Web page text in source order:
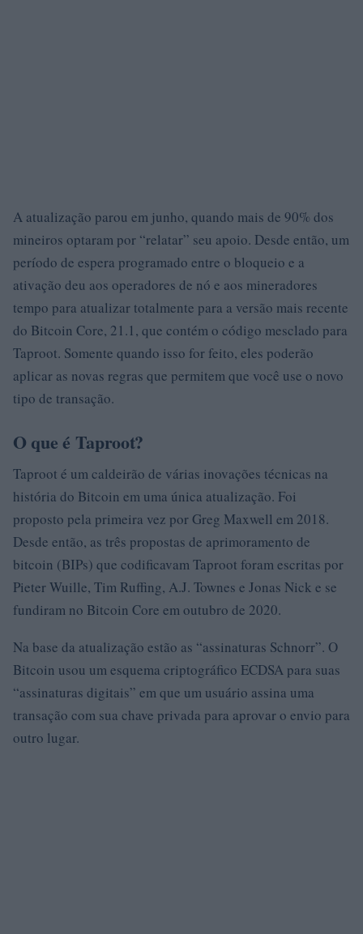
A atualização parou em junho, quando mais de 90% dos
mineiros optaram por “relatar” seu apoio. Desde então, um
período de espera programado entre o bloqueio e a
ativação deu aos operadores de nó e aos mineradores
tempo para atualizar totalmente para a versão mais recente
do Bitcoin Core, 21.1, que contém o código mesclado para
Taproot. Somente quando isso for feito, eles poderão
aplicar as novas regras que permitem que você use o novo
tipo de transação.
O que é Taproot?
Taproot é um caldeirão de várias inovações técnicas na
história do Bitcoin em uma única atualização. Foi
proposto pela primeira vez por Greg Maxwell em 2018.
Desde então, as três propostas de aprimoramento de
bitcoin (BIPs) que codificavam Taproot foram escritas por
Pieter Wuille, Tim Ruffing, A.J. Townes e Jonas Nick e se
fundiram no Bitcoin Core em outubro de 2020.
Na base da atualização estão as “assinaturas Schnorr”. O
Bitcoin usou um esquema criptográfico ECDSA para suas
“assinaturas digitais” em que um usuário assina uma
transação com sua chave privada para aprovar o envio para
outro lugar.